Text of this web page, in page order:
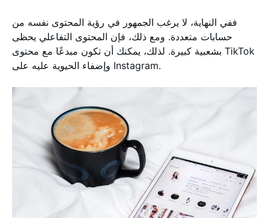
ففي النهاية، لا يرغب الجمهور في رؤية المحتوى نفسه من
حسابات متعددة. ومع ذلك، فإن المحتوى التفاعلي يحظى
بشعبية كبيرة. لذلك، يمكنك أن تكون مبدعًا مع محتوى TikTok
وإضفاء الحيوية عليه على Instagram.